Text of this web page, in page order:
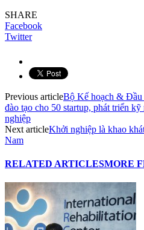
SHARE
Facebook
Twitter
Previous articleBộ Kế hoạch & Đầu
đào tạo cho 50 startup, phát triển
nghiệp
Next articleKhởi nghiệp là khao
Nam
RELATED ARTICLESMORE